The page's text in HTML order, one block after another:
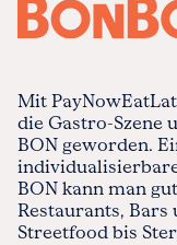
Mit
die Gastro-Szene
BON geworden.
BON kann man
Restaurants, Bars
Streetfood bis